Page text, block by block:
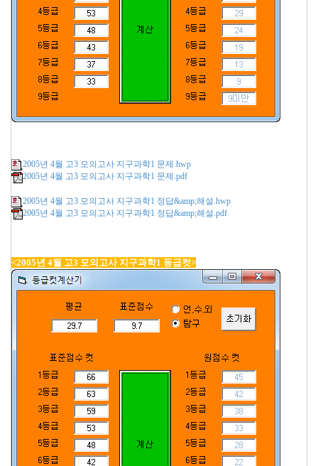
2005년 4월 고3 모의고사 지구과학1 문제.hwp
2005년 4월 고3 모의고사 지구과학1 문제.pdf
2005년 4월 고3 모의고사 지구과학1 정답&amp;해설.hwp
2005년 4월 고3 모의고사 지구과학1 정답&amp;해설.pdf
<2005년 4월 고3 모의고사 지구과학1 등급컷>